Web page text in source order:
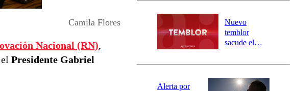
Camila Flores
Nacional (RN),
Presidente Gabriel
río Damas:
activa
mensajería
SAE
Nuevo
temblor
sacude el
revisa la
epicentro
Alerta por